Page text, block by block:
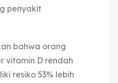
penyakit
bahwa orang
vitamin D rendah
resiko 53% lebih